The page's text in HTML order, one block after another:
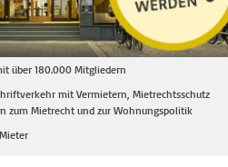
über 180.000 Mitgliedern
mit Vermietern, Mietrechtsschutz
zum Mietrecht und zur Wohnungspolitik